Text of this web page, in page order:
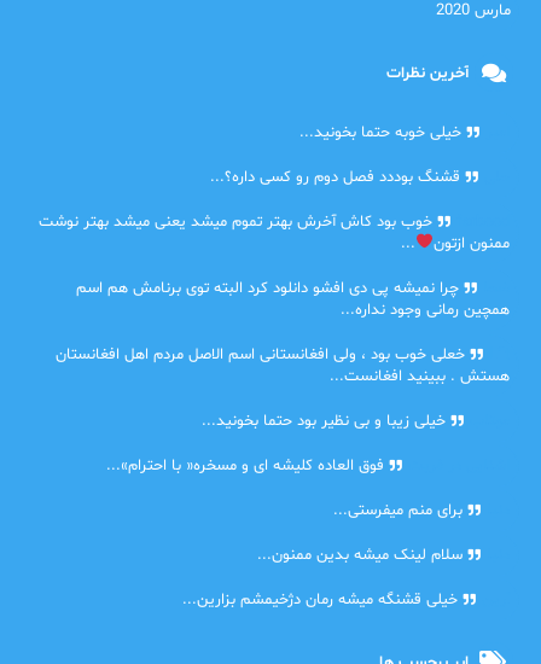
مارس 2020
آخرین نظرات
خیلی خوبه حتما بخونید...
قشنگ بوددد فصل دوم رو کسی داره؟...
خوب بود کاش آخرش بهتر تموم میشد یعنی میشد بهتر نوشت
ممنون ازتون
...
چرا نمیشه پی دی افشو دانلود کرد البته توی برنامش هم اسم
همچین رمانی وجود نداره...
خعلی خوب بود ، ولی افغانستانی اسم الاصل مردم اهل افغانستان
هستش . ببینید افغانست...
خیلی زیبا و بی نظیر بود حتما بخونید...
فوق العاده کلیشه ای و مسخره« با احترام»...
برای منم میفرستی...
سلام لینک میشه بدین ممنون...
خیلی قشنگه میشه رمان دژخیمشم بزارین...